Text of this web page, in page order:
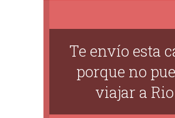
Te envío esta
porque no
viajar a Rio